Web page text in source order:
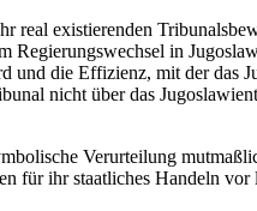
real existierenden
in
die Effizienz, mit der das
nicht über das
Verurteilung
für ihr staatliches Handeln